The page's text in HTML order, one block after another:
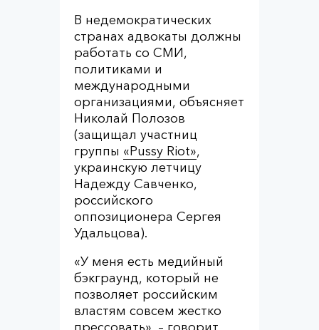
В недемократических
странах адвокаты должны
работать со СМИ,
политиками и
международными
организациями, объясняет
Николай Полозов
(защищал участниц
группы «Pussy Riot»,
украинскую летчицу
Надежду Савченко,
российского
оппозиционера Сергея
Удальцова).
«У меня есть медийный
бэкграунд, который не
позволяет российским
властям совсем жестко